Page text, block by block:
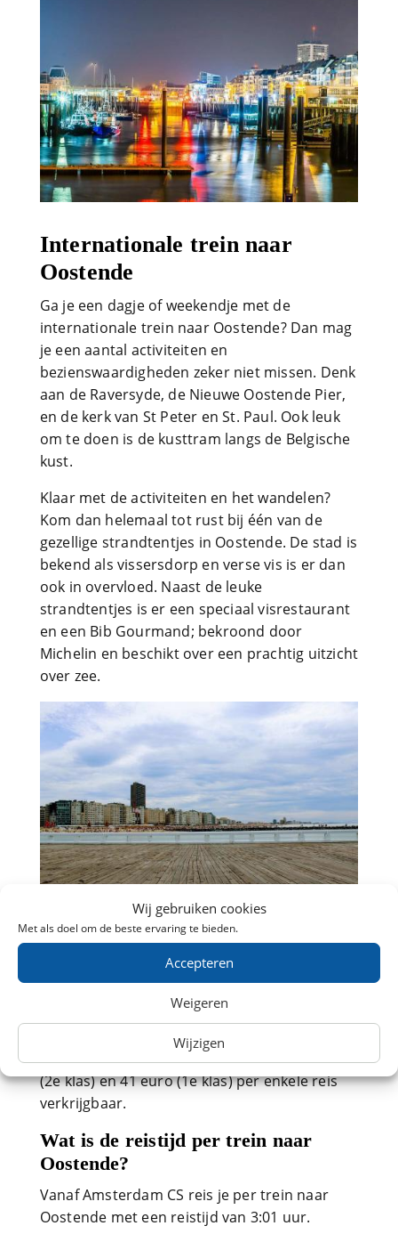
Wij gebruiken cookies
Met als doel om de beste ervaring te bieden.
Accepteren
Weigeren
Wijzigen
Internationale trein naar
Oostende
Ga je een dagje of weekendje met de
internationale trein naar Oostende? Dan mag
je een aantal activiteiten en
bezienswaardigheden zeker niet missen. Denk
aan de Raversyde, de Nieuwe Oostende Pier,
en de kerk van St Peter en St. Paul. Ook leuk
om te doen is de kusttram langs de Belgische
kust.
Klaar met de activiteiten en het wandelen?
Kom dan helemaal tot rust bij één van de
gezellige strandtentjes in Oostende. De stad is
bekend als vissersdorp en verse vis is er dan
ook in overvloed. Naast de leuke
strandtentjes is er een speciaal visrestaurant
en een Bib Gourmand; bekroond door
Michelin en beschikt over een prachtig uitzicht
over zee.
FAQ: Oostende
Wat is de prijs van een treinkaartje
naar Oostende?
Treintickets naar Oostende zijn vanaf 29 euro
(2e klas) en 41 euro (1e klas) per enkele reis
verkrijgbaar.
Wat is de reistijd per trein naar
Oostende?
Vanaf Amsterdam CS reis je per trein naar
Oostende met een reistijd van 3:01 uur.